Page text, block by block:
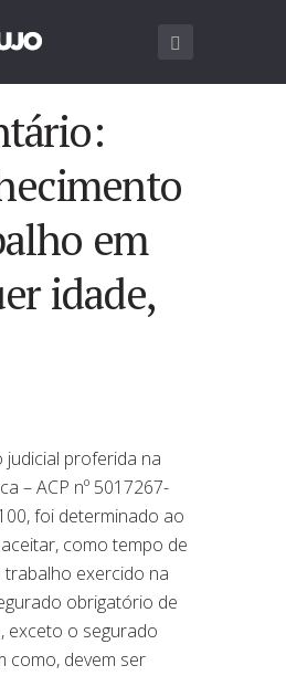
em
idade,
judicial proferida na
– ACP nº 5017267-
foi determinado ao
como tempo de
exercido na
obrigatório de
exceto o segurado
como, devem ser